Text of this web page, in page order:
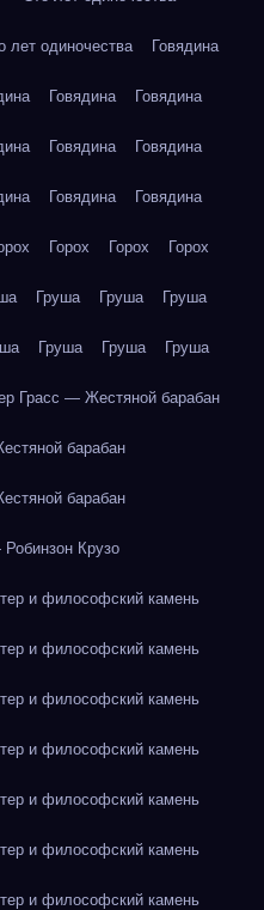
лет одиночества Говядина
Говядина Говядина
Говядина Говядина
Говядина Говядина
Горох Горох Горох
Груша Груша Груша
Груша Груша Груша
Грасс — Жестяной барабан
барабан
барабан
Крузо
и философский камень
и философский камень
и философский камень
и философский камень
и философский камень
и философский камень
и философский камень